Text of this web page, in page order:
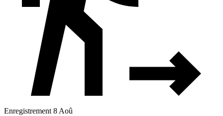
Enregistrement 8 Aoû